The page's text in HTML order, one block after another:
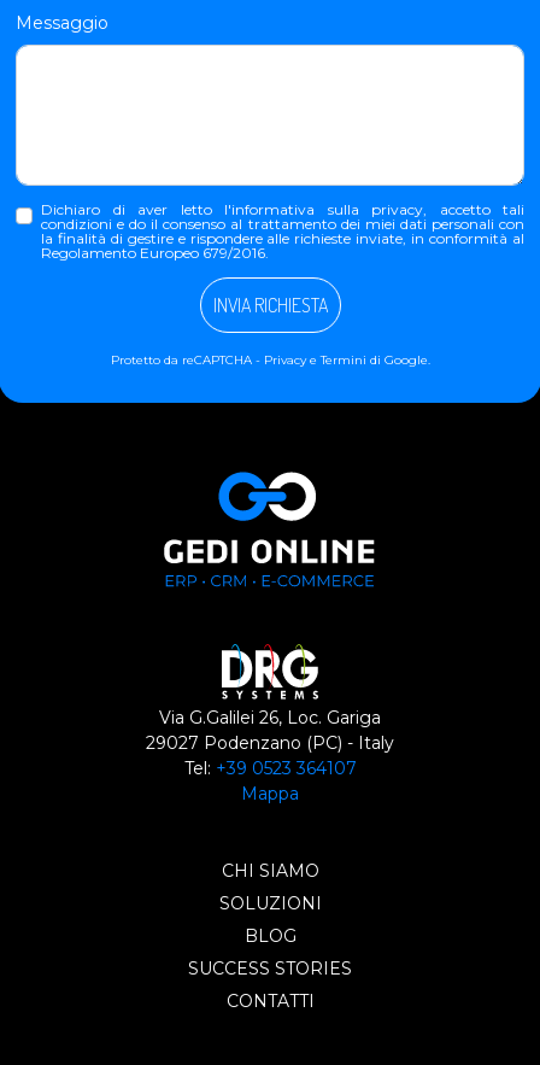
Messaggio
Dichiaro di aver letto l'informativa sulla privacy, accetto tali
condizioni e do il consenso al trattamento dei miei dati personali con
la finalità di gestire e rispondere alle richieste inviate, in conformità al
Regolamento Europeo 679/2016.
INVIA RICHIESTA
Protetto da reCAPTCHA - PrivacyeTermini di Google.
Via G.Galilei 26, Loc. Gariga
29027 Podenzano (PC) - Italy
Tel: +39 0523 364107
Mappa
CHI SIAMO
SOLUZIONI
BLOG
SUCCESS STORIES
CONTATTI